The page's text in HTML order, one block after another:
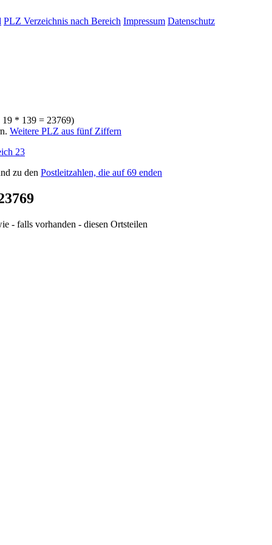
PLZ Verzeichnis nach Bereich Impressum Datenschutz
* 139 = 23769)
Weitere PLZ aus fünf Ziffern
23
zu den Postleitzahlen, die auf 69 enden
- falls vorhanden - diesen Ortsteilen